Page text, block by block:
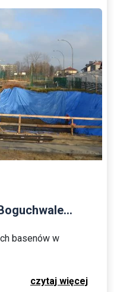
basenów w
czytaj więcej